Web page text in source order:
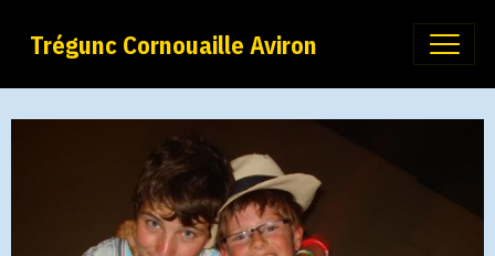
Trégunc Cornouaille Aviron